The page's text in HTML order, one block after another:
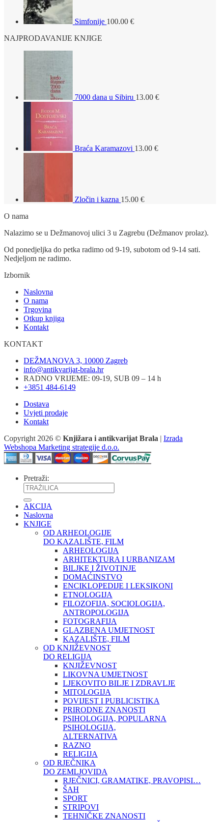
Simfonije 100.00 €
NAJPRODAVANIJE KNJIGE
7000 dana u Sibiru 13.00 €
Braća Karamazovi 13.00 €
Zločin i kazna 15.00 €
O nama
Nalazimo se u Dežmanovoj ulici 3 u Zagrebu (Dežmanov prolaz).
Od ponedjeljka do petka radimo od 9-19, subotom od 9-14 sati.
Nedjeljom ne radimo.
Izbornik
Naslovna
O nama
Trgovina
Otkup knjiga
Kontakt
KONTAKT
DEŽMANOVA 3, 10000 Zagreb
info@antikvarijat-brala.hr
RADNO VRIJEME: 09-19, SUB 09 – 14 h
+3851 484-6149
Dostava
Uvjeti prodaje
Kontakt
Copyright 2026 © Knjižara i antikvarijat Brala | Izrada
Webshopa Marketing strategije d.o.o.
Pretraži:
AKCIJA
Naslovna
KNJIGE
OD ARHEOLOGIJE
DO KAZALIŠTE, FILM
ARHEOLOGIJA
ARHITEKTURA I URBANIZAM
BILJKE I ŽIVOTINJE
DOMAĆINSTVO
ENCIKLOPEDIJE I LEKSIKONI
ETNOLOGIJA
FILOZOFIJA, SOCIOLOGIJA,
ANTROPOLOGIJA
FOTOGRAFIJA
GLAZBENA UMJETNOST
KAZALIŠTE, FILM
OD KNJIŽEVNOST
DO RELIGIJA
KNJIŽEVNOST
LIKOVNA UMJETNOST
LJEKOVITO BILJE I ZDRAVLJE
MITOLOGIJA
POVIJEST I PUBLICISTIKA
PRIRODNE ZNANOSTI
PSIHOLOGIJA, POPULARNA
PSIHOLOGIJA,
ALTERNATIVA
RAZNO
RELIGIJA
OD RJEČNIKA
DO ZEMLJOVIDA
RJEČNICI, GRAMATIKE, PRAVOPISI…
ŠAH
SPORT
STRIPOVI
TEHNIČKE ZNANOSTI